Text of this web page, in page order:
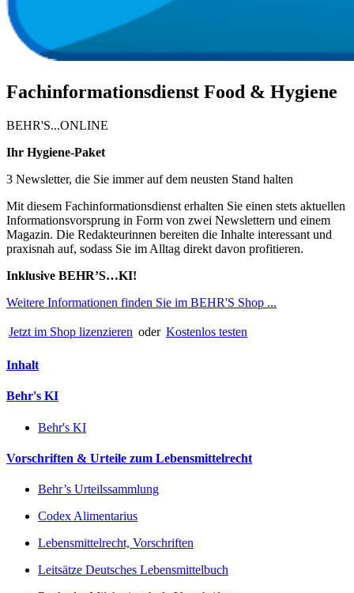
Fachinformationsdienst Food & Hygiene
BEHR'S...ONLINE
Ihr Hygiene-Paket
3 Newsletter, die Sie immer auf dem neusten Stand halten
Mit diesem Fachinformationsdienst erhalten Sie einen stets aktuellen
Informationsvorsprung in Form von zwei Newslettern und einem
Magazin. Die Redakteurinnen bereiten die Inhalte interessant und
praxisnah auf, sodass Sie im Alltag direkt davon profitieren.
Inklusive BEHR’S…KI!
Weitere Informationen finden Sie im BEHR'S Shop ...
Jetzt im Shop lizenzieren oder Kostenlos testen
Inhalt
Behr's KI
Behr's KI
Vorschriften & Urteile zum Lebensmittelrecht
Behr’s Urteilssammlung
Codex Alimentarius
Lebensmittelrecht, Vorschriften
Leitsätze Deutsches Lebensmittelbuch